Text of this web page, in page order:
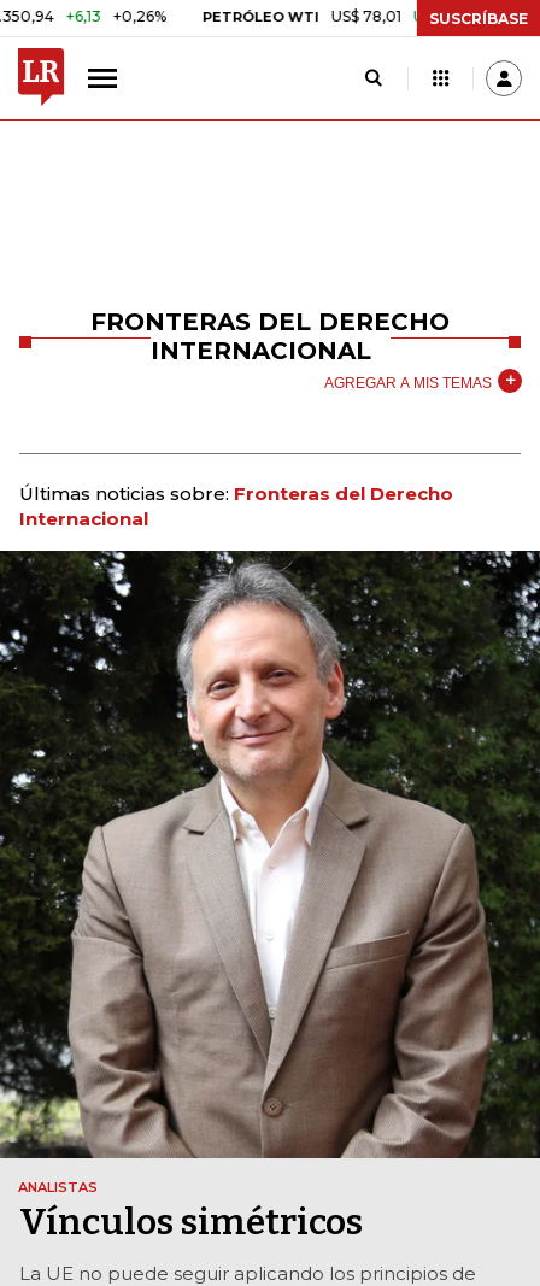
+6,13 +0,26% PETRÓLEO WTI US$ 78,01 US$ 2,92 +3,89%
SUSCRÍBASE
FRONTERAS DEL DERECHO
INTERNACIONAL
AGREGAR A MIS TEMAS
Últimas noticias sobre: Fronteras del Derecho
Internacional
ANALISTAS
Vínculos simétricos
La UE no puede seguir aplicando los principios de